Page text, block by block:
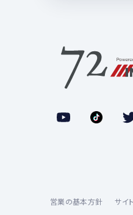
営業の基本方針 サイ